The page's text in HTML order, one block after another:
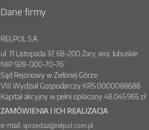
Dane firmy
RELPOL S.A.
ul. 11 Listopada 37,68-200Żary, woj. lubuskie
NIP 928-000-70-76
Sąd Rejonowy w Zielonej Górze
VIII Wydział Gospodarczy KRS 0000088688
Kapitał akcyjny w pełni opłacony 48.045.965 zł
ZAMÓWIENIA I ICH REALIZACJA
e-mail: sprzedaz@relpol.com.pl